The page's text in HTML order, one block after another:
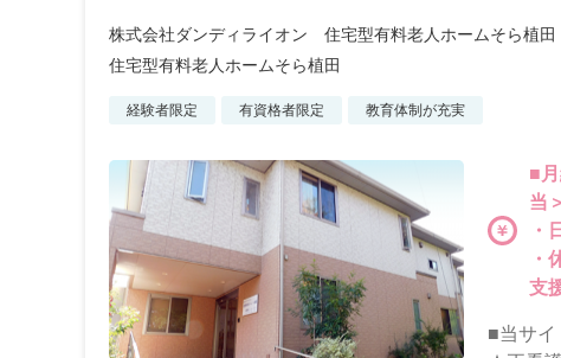
株式会社ダンディライオン 住宅型有料老人ホームそら植田
住宅型有料老人ホームそら植田
経験者限定 有資格者限定 教育体制が充実
■月
当
・
・
支
■当サ